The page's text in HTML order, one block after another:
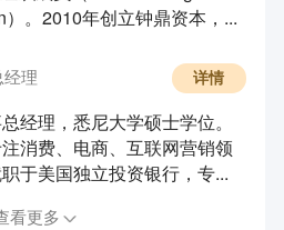
。2010年创立钟鼎资本，...
经理
经理，悉尼大学硕士学位。
消费、电商、互联网营销领
于美国独立投资银行，专...
详情
看更多